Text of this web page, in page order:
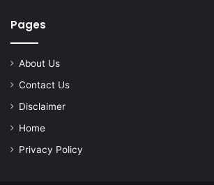
Pages
About Us
Contact Us
Disclaimer
Home
Privacy Policy